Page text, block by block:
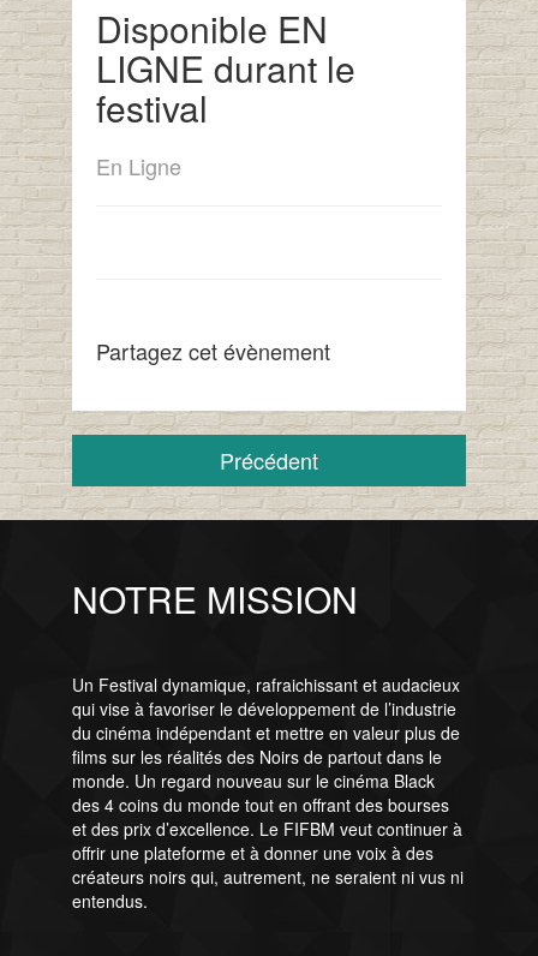
Disponible EN
LIGNE durant le
festival
En Ligne
Partagez cet évènement
Précédent
NOTRE MISSION
Un Festival dynamique, rafraichissant et audacieux
qui vise à favoriser le développement de l’industrie
du cinéma indépendant et mettre en valeur plus de
films sur les réalités des Noirs de partout dans le
monde. Un regard nouveau sur le cinéma Black
des 4 coins du monde tout en offrant des bourses
et des prix d’excellence. Le FIFBM veut continuer à
offrir une plateforme et à donner une voix à des
créateurs noirs qui, autrement, ne seraient ni vus ni
entendus.